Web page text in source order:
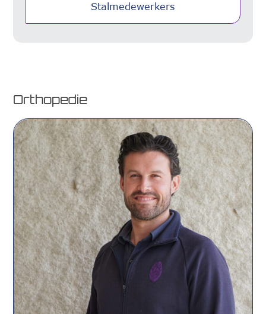
Stalmedewerkers
Orthopedie